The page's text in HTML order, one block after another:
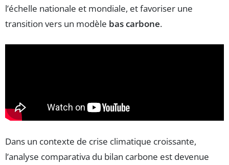
l’échelle nationale et mondiale, et favoriser une
transition vers un modèle bas carbone.
Dans un contexte de crise climatique croissante,
l’analyse comparativa du bilan carbone est devenue